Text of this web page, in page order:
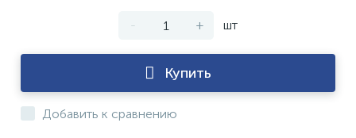
- + шт
Купить
Добавить к сравнению